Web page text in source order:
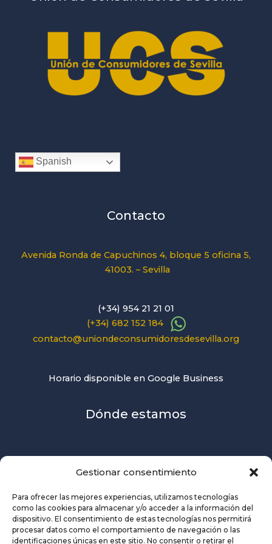
Gestionar consentimiento
Para ofrecer las mejores experiencias, utilizamos tecnologías
como las cookies para almacenar y/o acceder a la información del
dispositivo. El consentimiento de estas tecnologías nos permitirá
procesar datos como el comportamiento de navegación o las
identificaciones únicas en este sitio. No consentir o retirar el
Spanish
Contacto
Avenida Ronda de Capuchinos 4, bloque 5 oficina 5,
41003. – Sevilla
(+34) 954 21 21 01
(+34) 682 152 184
contacto@uniondeconsumidoresdesevilla.org
Horario disponible en Google Business
Dónde estamos